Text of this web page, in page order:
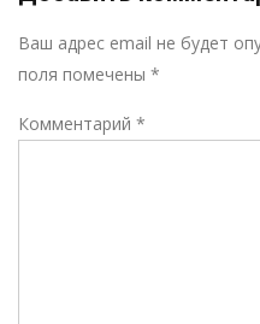
Ваш адрес email не будет
поля помечены *
Комментарий *